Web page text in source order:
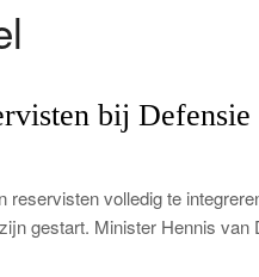
bij Defensie
reservisten volledig te
gestart. Minister Hennis